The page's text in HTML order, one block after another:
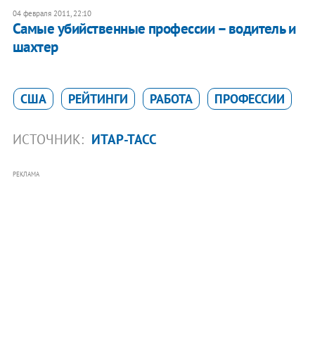
04 февраля 2011, 22:10
Самые убийственные профессии – водитель и
шахтер
США РЕЙТИНГИ РАБОТА ПРОФЕССИИ
ИСТОЧНИК: ИТАР-ТАСС
РЕКЛАМА